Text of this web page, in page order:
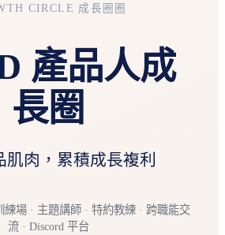
CIRCLE 成長圈圈
產品人成
長圈
肌肉，累積成長複利
場 · 主題講師 · 特約教練 · 跨職能交
流 · Discord 平台